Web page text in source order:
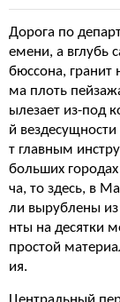
Дорога по
емени, а вглубь
бюссона, гранит
ма плоть
ылезает из-под
й
т главным
больших
ча, то здесь, в
ли вырублены
нты на десятки
простой
ия.